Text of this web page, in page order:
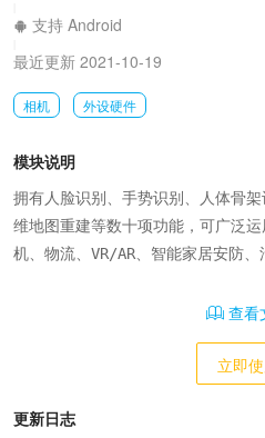
支持 Android
最近更新 2021-10-19
相机 外设硬件
模块说明
拥有人脸识别、手势识别、人体骨
维地图重建等数十项功能，可广泛
机、物流、VR/AR、智能家居安防、
查看
立即
更新日志